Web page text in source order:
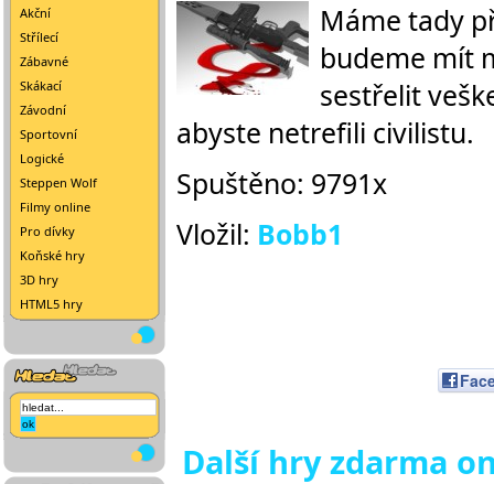
Akční
Střílecí
Zábavné
Skákací
Závodní
Sportovní
Logické
Steppen Wolf
Filmy online
Pro dívky
Koňské hry
3D hry
HTML5 hry
Máme tady
budeme mít
sestřelit
abyste netrefili civilistu.
Spuštěno: 9791x
Vložil: Bobb1
Další hry zdarma